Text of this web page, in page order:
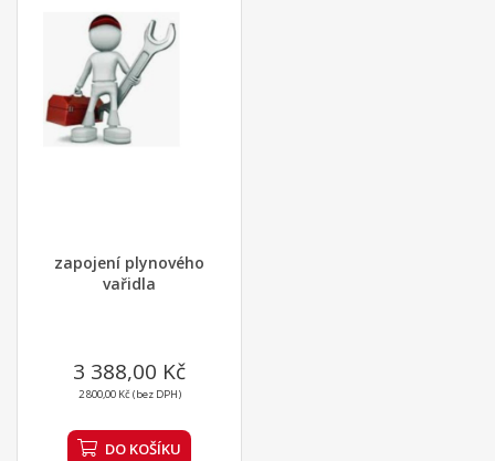
zapojení plynového
vařidla
3 388,00 Kč
2 800,00 Kč (bez DPH)
DO KOŠÍKU